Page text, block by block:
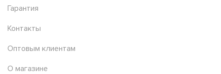
Гарантия
Контакты
Оптовым клиентам
О магазине